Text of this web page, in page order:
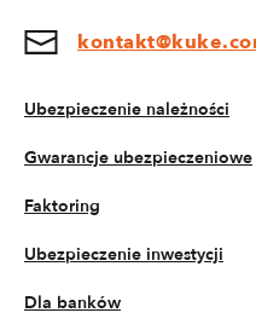
Ubezpieczenie należności
Gwarancje ubezpieczeniowe
Faktoring
Ubezpieczenie inwestycji
Dla banków